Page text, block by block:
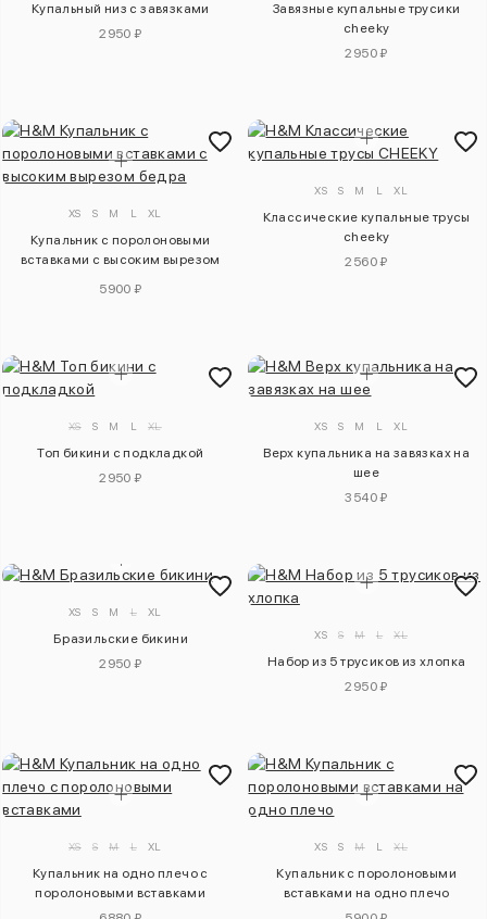
Купальный низ с завязками
2950 ₽
Завязные купальные трусики
cheeky
2950 ₽
XS S M L XL
Купальник с поролоновыми
вставками с высоким вырезом
5900 ₽
XS S M L XL
Классические купальные трусы
cheeky
2560 ₽
XS S M L XL
Топ бикини с подкладкой
2950 ₽
XS S M L XL
Верх купальника на завязках на
шее
3540 ₽
XS S M L XL
Бразильские бикини
2950 ₽
XS S M L XL
Набор из 5 трусиков из хлопка
2950 ₽
XS S M L XL
Купальник на одно плечо с
поролоновыми вставками
XS S M L XL
Купальник с поролоновыми
вставками на одно плечо